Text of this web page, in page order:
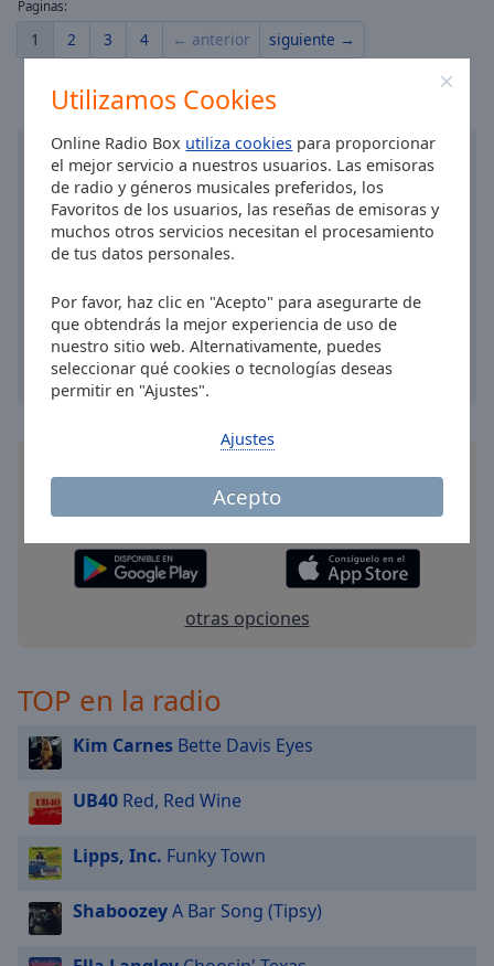
Utilizamos Cookies
Online Radio Box utiliza cookies para proporcionar
el mejor servicio a nuestros usuarios. Las emisoras
de radio y géneros musicales preferidos, los
Favoritos de los usuarios, las reseñas de emisoras y
muchos otros servicios necesitan el procesamiento
de tus datos personales.
Por favor, haz clic en "Acepto" para asegurarte de
que obtendrás la mejor experiencia de uso de
nuestro sitio web. Alternativamente, puedes
seleccionar qué cookies o tecnologías deseas
permitir en "Ajustes".
Acepto
Ajustes
Paginas:
1 2 3 4 ← anterior siguiente →
su teléfono y escucha sus estaciones de radio en
línea favoritas dondequiera que esté!
otras opciones
TOP en la radio
Kim Carnes Bette Davis Eyes
UB40 Red, Red Wine
Lipps, Inc. Funky Town
ShaboozeyA Bar Song (Tipsy)